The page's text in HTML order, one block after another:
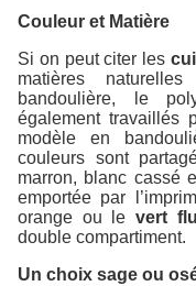
Couleur et Matière
Si on peut citer les
matières
bandoulière, le
également travaillés
modèle en
couleurs sont
marron, blanc cassé
emportée par
orange ou le vert
double compartiment.
Un choix sage ou